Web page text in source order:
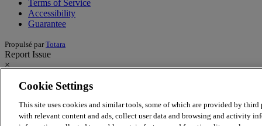
Terms of Service
Accessibility
Guarantee
Propulsé parTotara
Report Issue
×
Report Issue/Feedback
Having an issue with the learning site? Want to provide feedback
Cookie Settings
This site uses cookies and similar tools, some of which are provided by third
with relevant content and ads, collect user data and browsing and activity